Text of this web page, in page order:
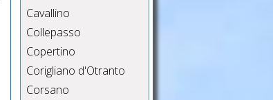
Cavallino
Collepasso
Copertino
Corigliano d'Otranto
Corsano